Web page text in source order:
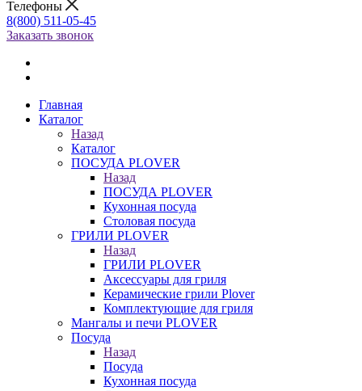
Телефоны
8(800) 511-05-45
Заказать звонок
Главная
Каталог
Назад
Каталог
ПОСУДА PLOVER
Назад
ПОСУДА PLOVER
Кухонная посуда
Столовая посуда
ГРИЛИ PLOVER
Назад
ГРИЛИ PLOVER
Аксессуары для гриля
Керамические грили Plover
Комплектующие для гриля
Мангалы и печи PLOVER
Посуда
Назад
Посуда
Кухонная посуда